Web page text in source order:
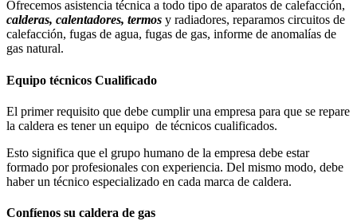
Ofrecemos asistencia técnica a todo tipo de aparatos de calefacción,
calderas, calentadores, termos y radiadores, reparamos circuitos de
calefacción, fugas de agua, fugas de gas, informe de anomalías de
gas natural.
Equipo técnicos Cualificado
El primer requisito que debe cumplir una empresa para que se repare
la caldera es tener un equipo de técnicos cualificados.
Esto significa que el grupo humano de la empresa debe estar
formado por profesionales con experiencia. Del mismo modo, debe
haber un técnico especializado en cada marca de caldera.
Confíenos su caldera de gas